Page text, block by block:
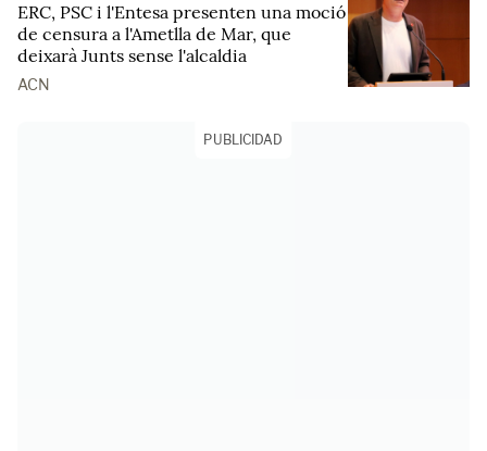
ERC, PSC i l'Entesa presenten una moció
de censura a l'Ametlla de Mar, que
deixarà Junts sense l'alcaldia
ACN
PUBLICIDAD